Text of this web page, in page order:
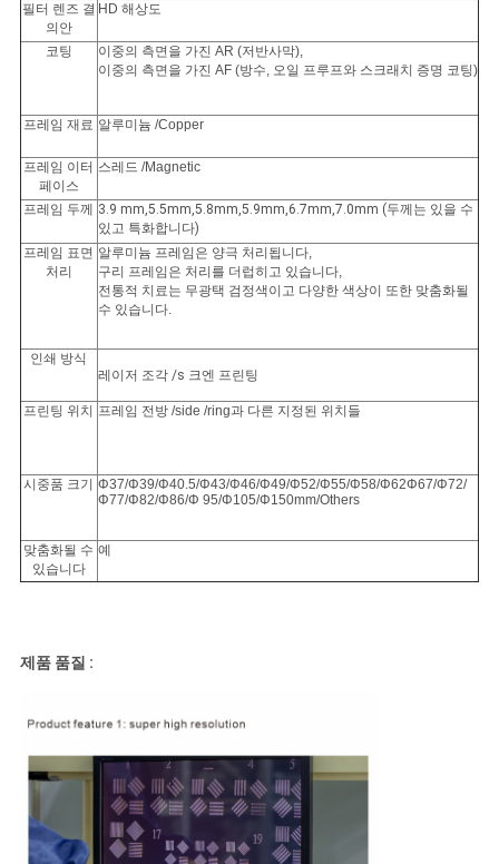
트
PRIVACY
POLICY
필터 렌즈 결
의안
HD 해상도
코팅
이중의 측면을 가진 AR (저반사막),
이중의 측면을 가진 AF (방수, 오일 프루프와 스크래치 증명 코팅)
프레임 재료 알루미늄 /Copper
프레임 이터
페이스
스레드 /Magnetic
프레임 두께
3.9 mm,5.5mm,5.8mm,5.9mm,6.7mm,7.0mm (두께는 있을 수
있고 특화합니다)
프레임 표면
처리
알루미늄 프레임은 양극 처리됩니다,
구리 프레임은 처리를 더럽히고 있습니다,
전통적 치료는 무광택 검정색이고 다양한 색상이 또한 맞춤화될
수 있습니다.
인쇄 방식
레이저 조각/s 크엔 프린팅
프린팅 위치 프레임 전방 /side /ring과 다른 지정된 위치들
시중품 크기
Φ37/Φ39/Φ40.5/Φ43/Φ46/Φ49/Φ52/Φ55/Φ58/Φ62Φ67/Φ72/
Φ77/Φ82/Φ86/Φ 95/Φ105/Φ150mm/Others
맞춤화될 수
있습니다
예
제품 품질 :